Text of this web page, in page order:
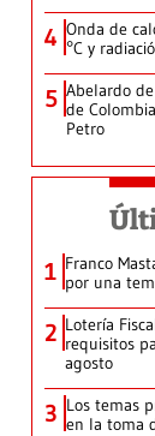
4 Onda de
°C y
5 Abelardo
de
Petro
1 Franco
por una
2 Lotería
requisitos
agosto
3 Los temas
en la toma